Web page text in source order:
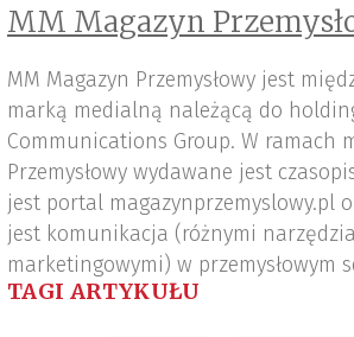
MM Magazyn
MM Magazyn Przemysłowy jest
marką medialną należącą do
Communications Group. W ramach
Przemysłowy wydawane jest
jest portal magazynprzemyslowy.pl
jest komunikacja (różnymi
marketingowymi) w przemysłowym
TAGI ARTYKUŁU